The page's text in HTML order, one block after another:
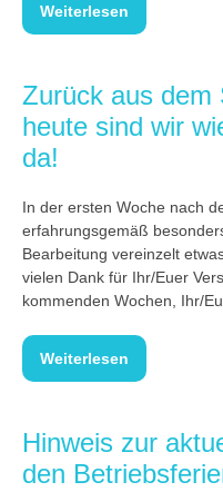
Weiterlesen
Zurück aus dem
heute sind wir
da!
In der ersten Woche nach
erfahrungsgemäß
Bearbeitung vereinzelt
vielen Dank für Ihr/Euer
kommenden Wochen, Ihr/
Weiterlesen
Hinweis zur
den